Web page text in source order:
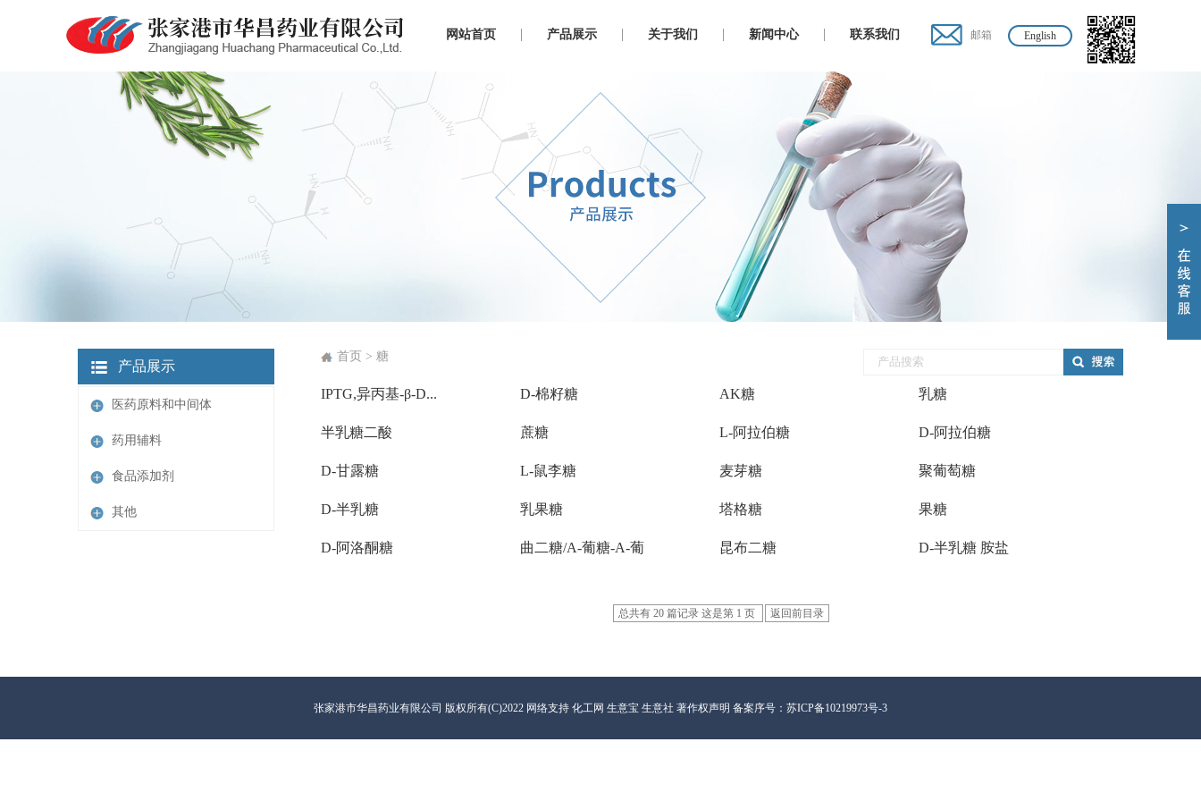
English
邮箱
网站首页 产品展示 关于我们 新闻中心 联系我们
产品展示
医药原料和中间体
药用辅料
食品添加剂
其他
首页 > 糖
IPTG,异丙基-β-D... D-棉籽糖 AK糖 乳糖
半乳糖二酸 蔗糖 L-阿拉伯糖 D-阿拉伯糖
D-甘露糖 L-鼠李糖 麦芽糖 聚葡萄糖
D-半乳糖 乳果糖 塔格糖 果糖
D-阿洛酮糖 曲二糖/A-葡糖-A-葡 昆布二糖 D-半乳糖 胺盐
总共有 20 篇记录 这是第 1 页 返回前目录
张家港市华昌药业有限公司 版权所有(C)2022 网络支持 化工网 生意宝 生意社 著作权声明 备案序号：苏ICP备10219973号-3